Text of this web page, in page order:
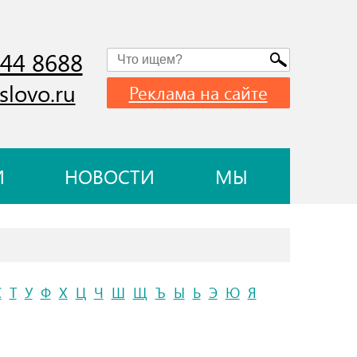
8688
Реклама на сайте
НОВОСТИ МЫ
Т У Ф Х Ц Ч Ш Щ Ъ Ы Ь Э Ю Я